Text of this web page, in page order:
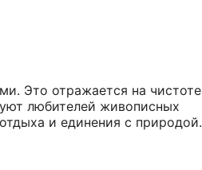
Это отражается на чистоте
любителей живописных
и единения с природой.